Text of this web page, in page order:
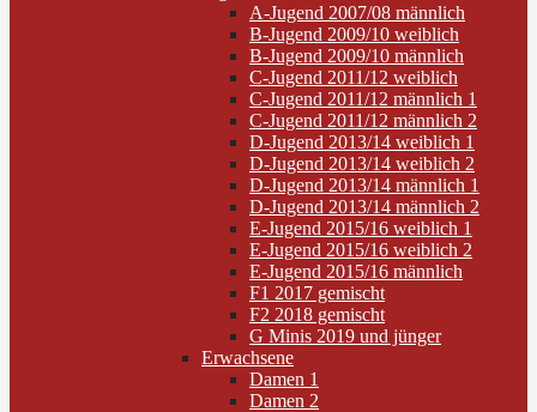
A-Jugend 2007/08 männlich
B-Jugend 2009/10 weiblich
B-Jugend 2009/10 männlich
C-Jugend 2011/12 weiblich
C-Jugend 2011/12 männlich 1
C-Jugend 2011/12 männlich 2
D-Jugend 2013/14 weiblich 1
D-Jugend 2013/14 weiblich 2
D-Jugend 2013/14 männlich 1
D-Jugend 2013/14 männlich 2
E-Jugend 2015/16 weiblich 1
E-Jugend 2015/16 weiblich 2
E-Jugend 2015/16 männlich
F1 2017 gemischt
F2 2018 gemischt
G Minis 2019 und jünger
Erwachsene
Damen 1
Damen 2